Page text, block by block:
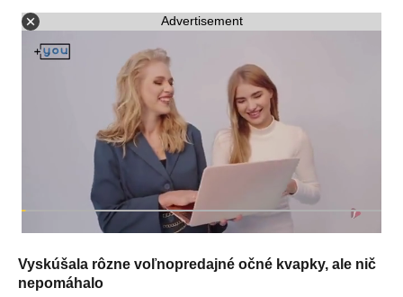
Advertisement
Vyskúšala rôzne voľnopredajné očné kvapky, ale nič
nepomáhalo